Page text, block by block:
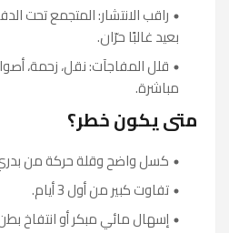
راقب الانتشار: المتجمع تحت
بعيد غالبًا حرّان.
قلل المفاجآت: نقل، زحمة،
مباشرة.
متى يكون خطر؟
كسل واضح وقلة حركة من
تفاوت كبير من أول 3 أيام.
إسهال مائي مبكر أو انتفاخ